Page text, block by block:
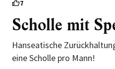
7
Scholle mit
Hanseatische
eine Scholle pro Mann!